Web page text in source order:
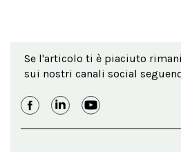
Se l'articolo ti è piaciuto
sui nostri canali social